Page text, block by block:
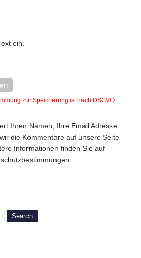
ein:
zur Speicherung ist nach DSGVO
Ihren Namen, Ihre Email Adresse
die Kommentare auf unsere Seite
Informationen finden Sie auf